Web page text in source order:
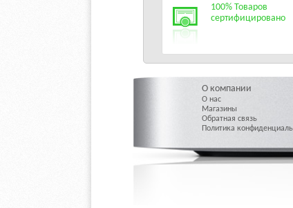
100% Товаров
сертифицировано
О компании
О нас
Магазины
Обратная связь
Политика